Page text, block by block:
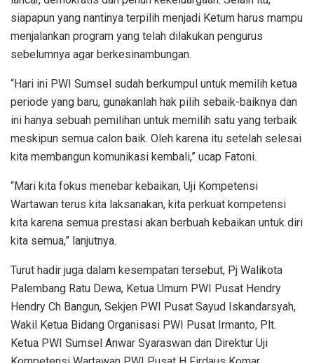
siapapun yang nantinya terpilih menjadi Ketum harus mampu
menjalankan program yang telah dilakukan pengurus
sebelumnya agar berkesinambungan.
“Hari ini PWI Sumsel sudah berkumpul untuk memilih ketua
periode yang baru, gunakanlah hak pilih sebaik-baiknya dan
ini hanya sebuah pemilihan untuk memilih satu yang terbaik
meskipun semua calon baik. Oleh karena itu setelah selesai
kita membangun komunikasi kembali,” ucap Fatoni.
“Mari kita fokus menebar kebaikan, Uji Kompetensi
Wartawan terus kita laksanakan, kita perkuat kompetensi
kita karena semua prestasi akan berbuah kebaikan untuk diri
kita semua,” lanjutnya.
Turut hadir juga dalam kesempatan tersebut, Pj Walikota
Palembang Ratu Dewa, Ketua Umum PWI Pusat Hendry
Hendry Ch Bangun, Sekjen PWI Pusat Sayud Iskandarsyah,
Wakil Ketua Bidang Organisasi PWI Pusat Irmanto, Plt.
Ketua PWI Sumsel Anwar Syaraswan dan Direktur Uji